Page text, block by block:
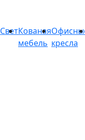
СветКованая
мебель кресла